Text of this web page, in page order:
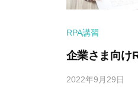
RPA講習
企業さま向け
2022年9月29日